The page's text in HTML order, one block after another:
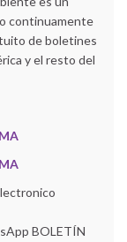
continuamente
de boletines
y el resto del
BOLETÍN